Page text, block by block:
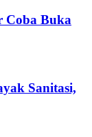
Coba Buka
Sanitasi,